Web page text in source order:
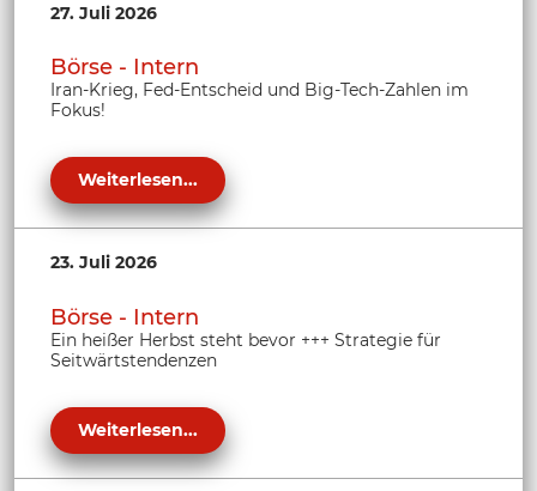
27. Juli 2026
Börse - Intern
Iran-Krieg, Fed-Entscheid und Big-Tech-Zahlen im
Fokus!
Weiterlesen...
23. Juli 2026
Börse - Intern
Ein heißer Herbst steht bevor +++ Strategie für
Seitwärtstendenzen
Weiterlesen...